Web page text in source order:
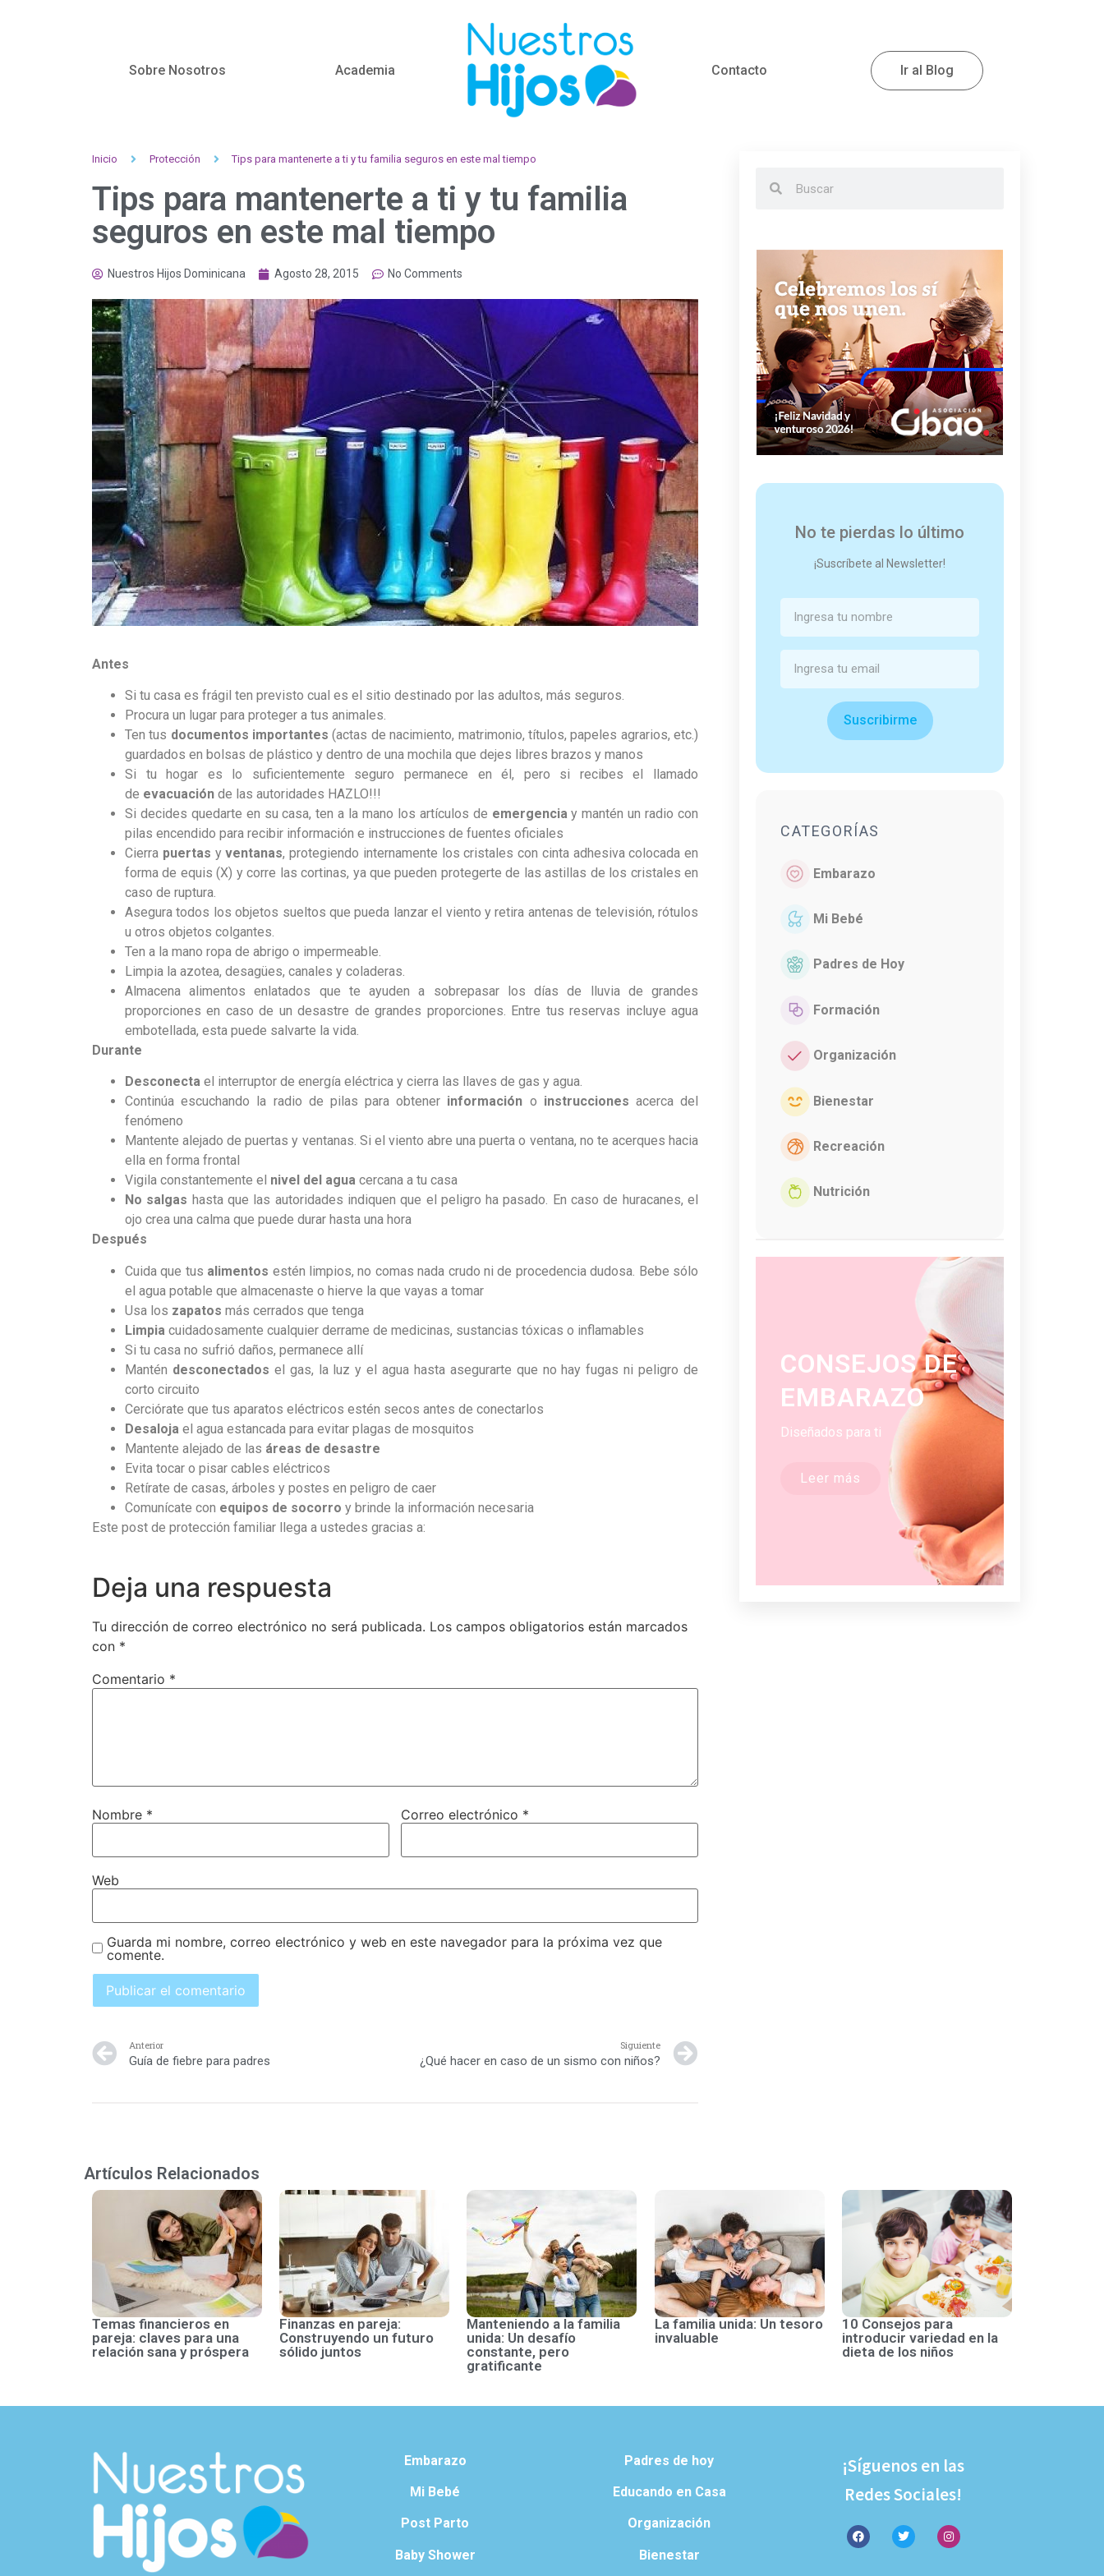
Sobre Nosotros Academia Contacto Ir al Blog
Inicio Protección Tips para mantenerte a ti y tu familia seguros en este mal tiempo
Tips para mantenerte a ti y tu familia
seguros en este mal tiempo
Nuestros Hijos Dominicana Agosto 28, 2015 No Comments
Antes
Si tu casa es frágil ten previsto cual es el sitio destinado por las adultos, más seguros.
Procura un lugar para proteger a tus animales.
Ten tus documentos importantes (actas de nacimiento, matrimonio, títulos, papeles agrarios, etc.)
guardados en bolsas de plástico y dentro de una mochila que dejes libres brazos y manos
Si tu hogar es lo suficientemente seguro permanece en él, pero si recibes el llamado
de evacuación de las autoridades HAZLO!!!
Si decides quedarte en su casa, ten a la mano los artículos de emergenciay mantén un radio con
pilas encendido para recibir información e instrucciones de fuentes oficiales
Cierra puertas yventanas, protegiendo internamente los cristales con cinta adhesiva colocada en
forma de equis (X) y corre las cortinas, ya que pueden protegerte de las astillas de los cristales en
caso de ruptura.
Asegura todos los objetos sueltos que pueda lanzar el viento y retira antenas de televisión, rótulos
u otros objetos colgantes.
Ten a la mano ropa de abrigo o impermeable.
Limpia la azotea, desagües, canales y coladeras.
Almacena alimentos enlatados que te ayuden a sobrepasar los días de lluvia de grandes
proporciones en caso de un desastre de grandes proporciones. Entre tus reservas incluye agua
embotellada, esta puede salvarte la vida.
Durante
Desconecta el interruptor de energía eléctrica y cierra las llaves de gas y agua.
Continúa escuchando la radio de pilas para obtener información o instrucciones acerca del
fenómeno
Mantente alejado de puertas y ventanas. Si el viento abre una puerta o ventana, no te acerques hacia
ella en forma frontal
Vigila constantemente el nivel del agua cercana a tu casa
No salgas hasta que las autoridades indiquen que el peligro ha pasado. En caso de huracanes, el
ojo crea una calma que puede durar hasta una hora
Después
Cuida que tus alimentos estén limpios, no comas nada crudo ni de procedencia dudosa. Bebe sólo
el agua potable que almacenaste o hierve la que vayas a tomar
Usa los zapatos más cerrados que tenga
Limpia cuidadosamente cualquier derrame de medicinas, sustancias tóxicas o inflamables
Si tu casa no sufrió daños, permanece allí
Mantén desconectados el gas, la luz y el agua hasta asegurarte que no hay fugas ni peligro de
corto circuito
Cerciórate que tus aparatos eléctricos estén secos antes de conectarlos
Desaloja el agua estancada para evitar plagas de mosquitos
Mantente alejado de las áreas de desastre
Evita tocar o pisar cables eléctricos
Retírate de casas, árboles y postes en peligro de caer
Comunícate con equipos de socorro y brinde la información necesaria
Este post de protección familiar llega a ustedes gracias a:
Deja una respuesta
Tu dirección de correo electrónico no será publicada. Los campos obligatorios están marcados
con *
Comentario *
Nombre * Correo electrónico *
Web
Guarda mi nombre, correo electrónico y web en este navegador para la próxima vez que
comente.
Anterior
Guía de fiebre para padres
Siguiente
¿Qué hacer en caso de un sismo con niños?
No te pierdas lo último
¡Suscríbete al Newsletter!
Suscribirme
CATEGORÍAS
Embarazo
Mi Bebé
Padres de Hoy
Formación
Organización
Bienestar
Recreación
Nutrición
CONSEJOS DE
EMBARAZO
Diseñados para ti
Leer más
Artículos Relacionados
Temas financieros en
pareja: claves para una
relación sana y próspera
Finanzas en pareja:
Construyendo un futuro
sólido juntos
Manteniendo a la familia
unida: Un desafío
constante, pero
gratificante
La familia unida: Un tesoro
invaluable
10 Consejos para
introducir variedad en la
dieta de los niños
Embarazo
Mi Bebé
Post Parto
Baby Shower
Padres de hoy
Educando en Casa
Organización
Bienestar
¡Síguenos en las
Redes Sociales!